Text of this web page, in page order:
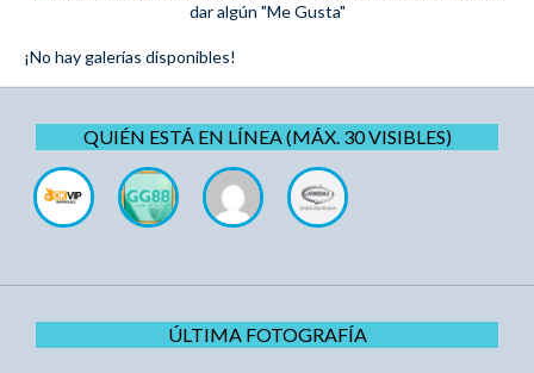
dar algún "Me Gusta"
¡No hay galerías disponibles!
QUIÉN ESTÁ EN LÍNEA (MÁX. 30 VISIBLES)
ÚLTIMA FOTOGRAFÍA